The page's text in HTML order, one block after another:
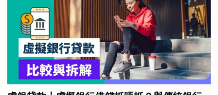
計劃買樓
計劃買樓第一步
全功能記賬
管理及分析所有戶口
管理MPF戶口
一次過管理所有強積金戶口
申請清卡數/私人貸款
CreFIT x Planto推廣優惠
工具
私人貸款
年利率/APR/年息比較
投資戶口 (美股)
比較最抵美股投資戶口
投資戶口 (港股)
關於我們
Academy